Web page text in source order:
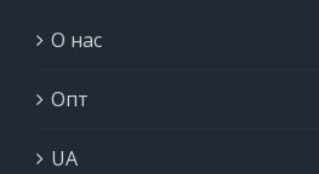
О нас
Опт
UA